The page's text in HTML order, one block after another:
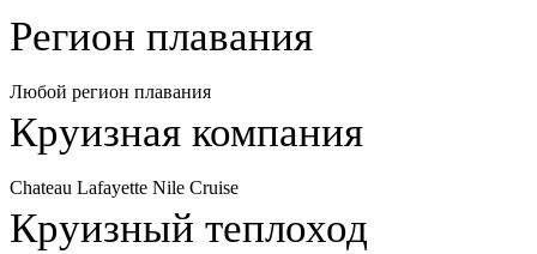
Регион плавания
Любой регион плавания
Круизная компания
Chateau Lafayette Nile Cruise
Круизный теплоход